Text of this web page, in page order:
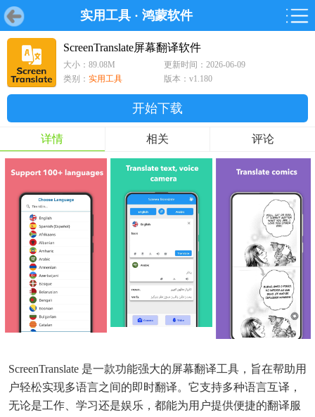
实用工具 · 鸿蒙软件
首页 游戏 软件 鸿蒙游戏
首页 游戏 软件 鸿蒙
游戏
鸿蒙
软件
专题
ScreenTranslate屏幕翻译软件
大小：89.08M
更新时间：2026-06-09
类别： 实用工具 版本：v1.180
开始下载
详情 相关 评论
ScreenTranslate 是一款功能强大的屏幕翻译工具，旨在帮助用
户轻松实现多语言之间的即时翻译。它支持多种语言互译，
无论是工作、学习还是娱乐，都能为用户提供便捷的翻译服